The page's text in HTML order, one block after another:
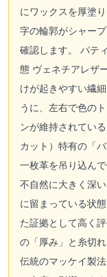
にワックスを厚塗
字の輪郭がシャー
確認します。 パテ
態 ヴェネチアレザ
けが起きやすい繊
うに、左右で色の
ンが維持されてい
カット）特有の「
一枚革を吊り込ん
不自然に大きく深
に留まっている状
た証拠として高く
の「厚み」と糸切
伝統のマッケイ製